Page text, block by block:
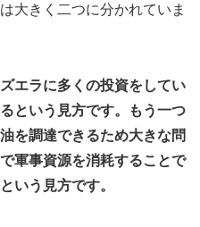
大きく二つに分かれていま
エラに多くの投資をしてい
という見方です。もう一つ
を調達できるため大きな問
軍事資源を消耗することで
いう見方です。